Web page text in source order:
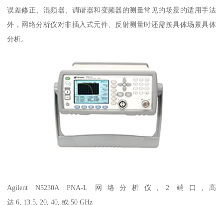
误差修正、混频器、调谐器和变频器的测量常见的场景的适用手法
外，网络分析仪对非插入式元件、反射测量时还需按具体场景具体
分析。
Agilent N5230A PNA-L 网络分析仪, 2 端口,高
达 6, 13.5, 20, 40, 或 50 GHz